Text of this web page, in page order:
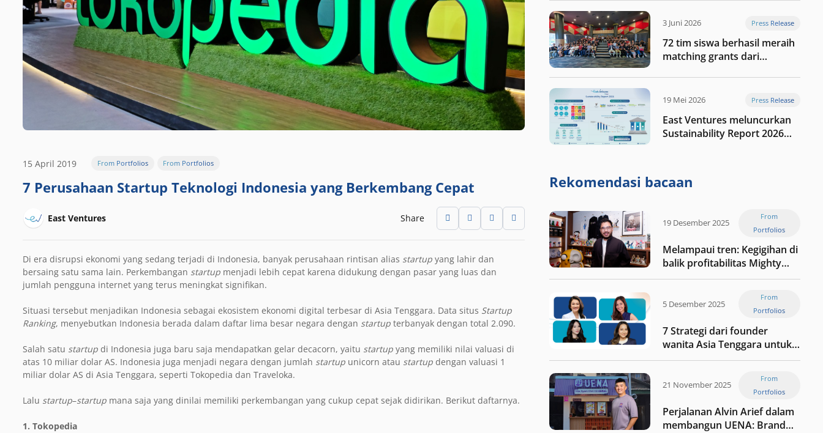
15 April 2019 From Portfolios From Portfolios
7 Perusahaan Startup Teknologi Indonesia yang Berkembang Cepat
East Ventures Share
Di era disrupsi ekonomi yang sedang terjadi di Indonesia, banyak perusahaan rintisan alias startup yang lahir dan
bersaing satu sama lain. Perkembangan startup menjadi lebih cepat karena didukung dengan pasar yang luas dan
jumlah pengguna internet yang terus meningkat signifikan.
Situasi tersebut menjadikan Indonesia sebagai ekosistem ekonomi digital terbesar di Asia Tenggara. Data situs Startup
Ranking, menyebutkan Indonesia berada dalam daftar lima besar negara dengan startup terbanyak dengan total 2.090.
Salah satu startup di Indonesia juga baru saja mendapatkan gelar decacorn, yaitu startup yang memiliki nilai valuasi di
atas 10 miliar dolar AS. Indonesia juga menjadi negara dengan jumlah startup unicorn atau startup dengan valuasi 1
miliar dolar AS di Asia Tenggara, seperti Tokopedia dan Traveloka.
Lalu startup–startup mana saja yang dinilai memiliki perkembangan yang cukup cepat sejak didirikan. Berikut daftarnya.
1. Tokopedia
3 Juni 2026 Press Release
72 tim siswa berhasil meraih
matching grants dari
19 Mei 2026 Press Release
East Ventures meluncurkan
Sustainability Report 2026
Rekomendasi bacaan
19 Desember 2025
From
Portfolios
Melampaui tren: Kegigihan di
balik profitabilitas Mighty
Jaxx
5 Desember 2025
From
Portfolios
7 Strategi dari founder
wanita Asia Tenggara untuk
tetap relevan di tengah
perdagangan
21 November 2025
From
Portfolios
Perjalanan Alvin Arief dalam
membangun UENA : Brand